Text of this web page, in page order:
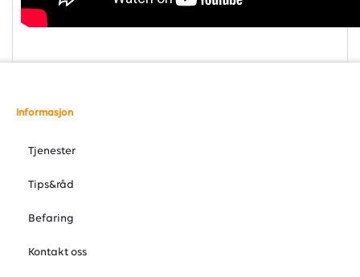
Informasjon
Tjenester
Tips&råd
Befaring
Kontakt oss